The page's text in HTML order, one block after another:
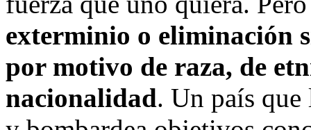
exterminio o eliminación
por motivo de raza, de
nacionalidad. Un país que